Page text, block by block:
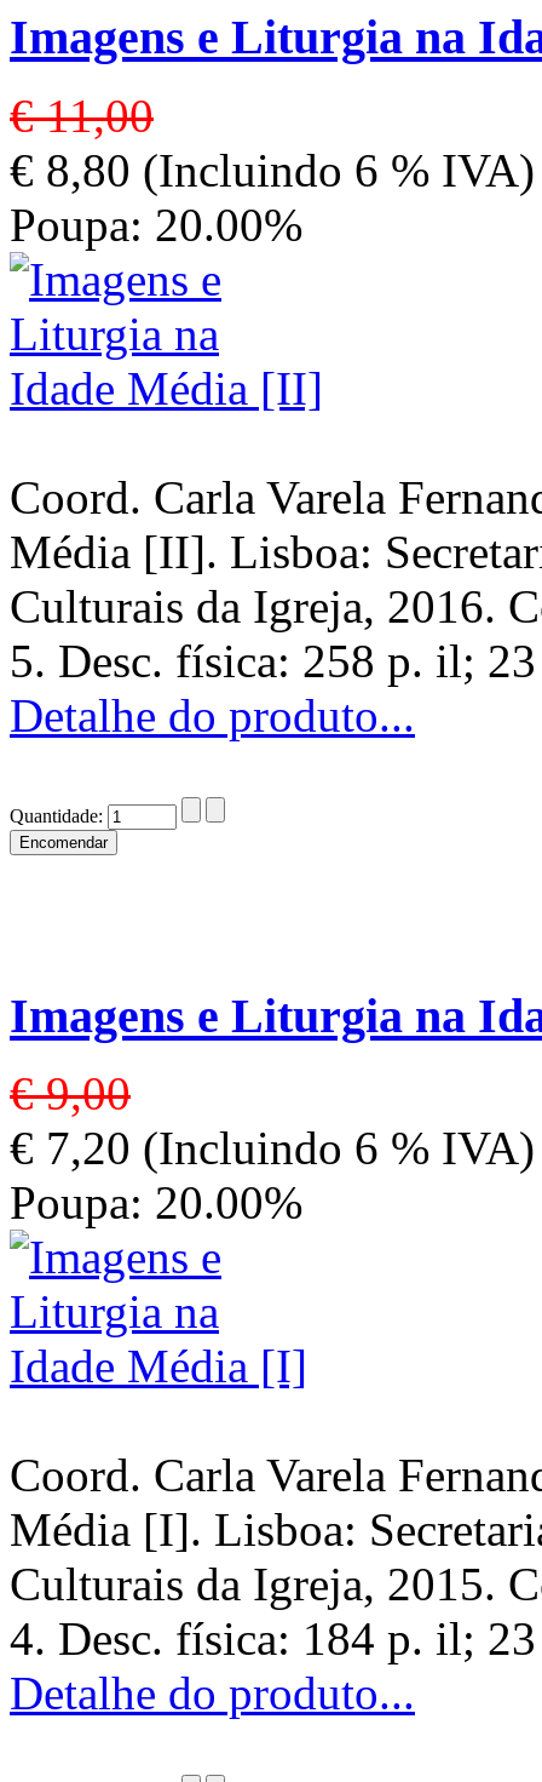
Imagens e Liturgia na
€ 11,00
€ 8,80 (Incluindo 6 % IVA)
Poupa: 20.00%
Coord. Carla Varela
Média [II]. Lisboa:
Culturais da Igreja, 2016.
5. Desc. física: 258 p. il;
Detalhe do produto...
Quantidade:
Imagens e Liturgia na
€ 9,00
€ 7,20 (Incluindo 6 % IVA)
Poupa: 20.00%
Coord. Carla Varela
Média [I]. Lisboa:
Culturais da Igreja, 2015.
4. Desc. física: 184 p. il;
Detalhe do produto...